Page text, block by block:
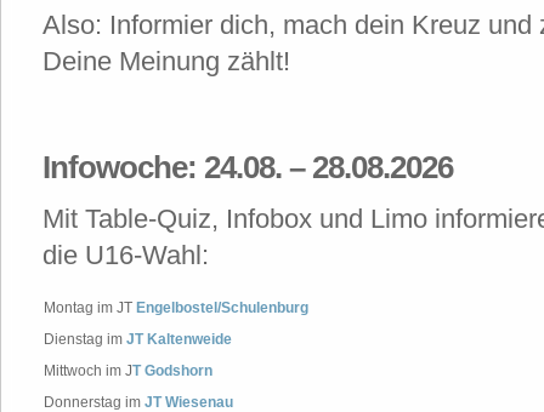
Also: Informier dich, mach dein Kreuz
Deine Meinung zählt!
Infowoche: 24.08. – 28.08.2026
Mit Table-Quiz, Infobox und Limo
die U16-Wahl:
Montag im JT Engelbostel/Schulenburg
Dienstag im JT Kaltenweide
Mittwoch im JT Godshorn
Donnerstag im JT Wiesenau